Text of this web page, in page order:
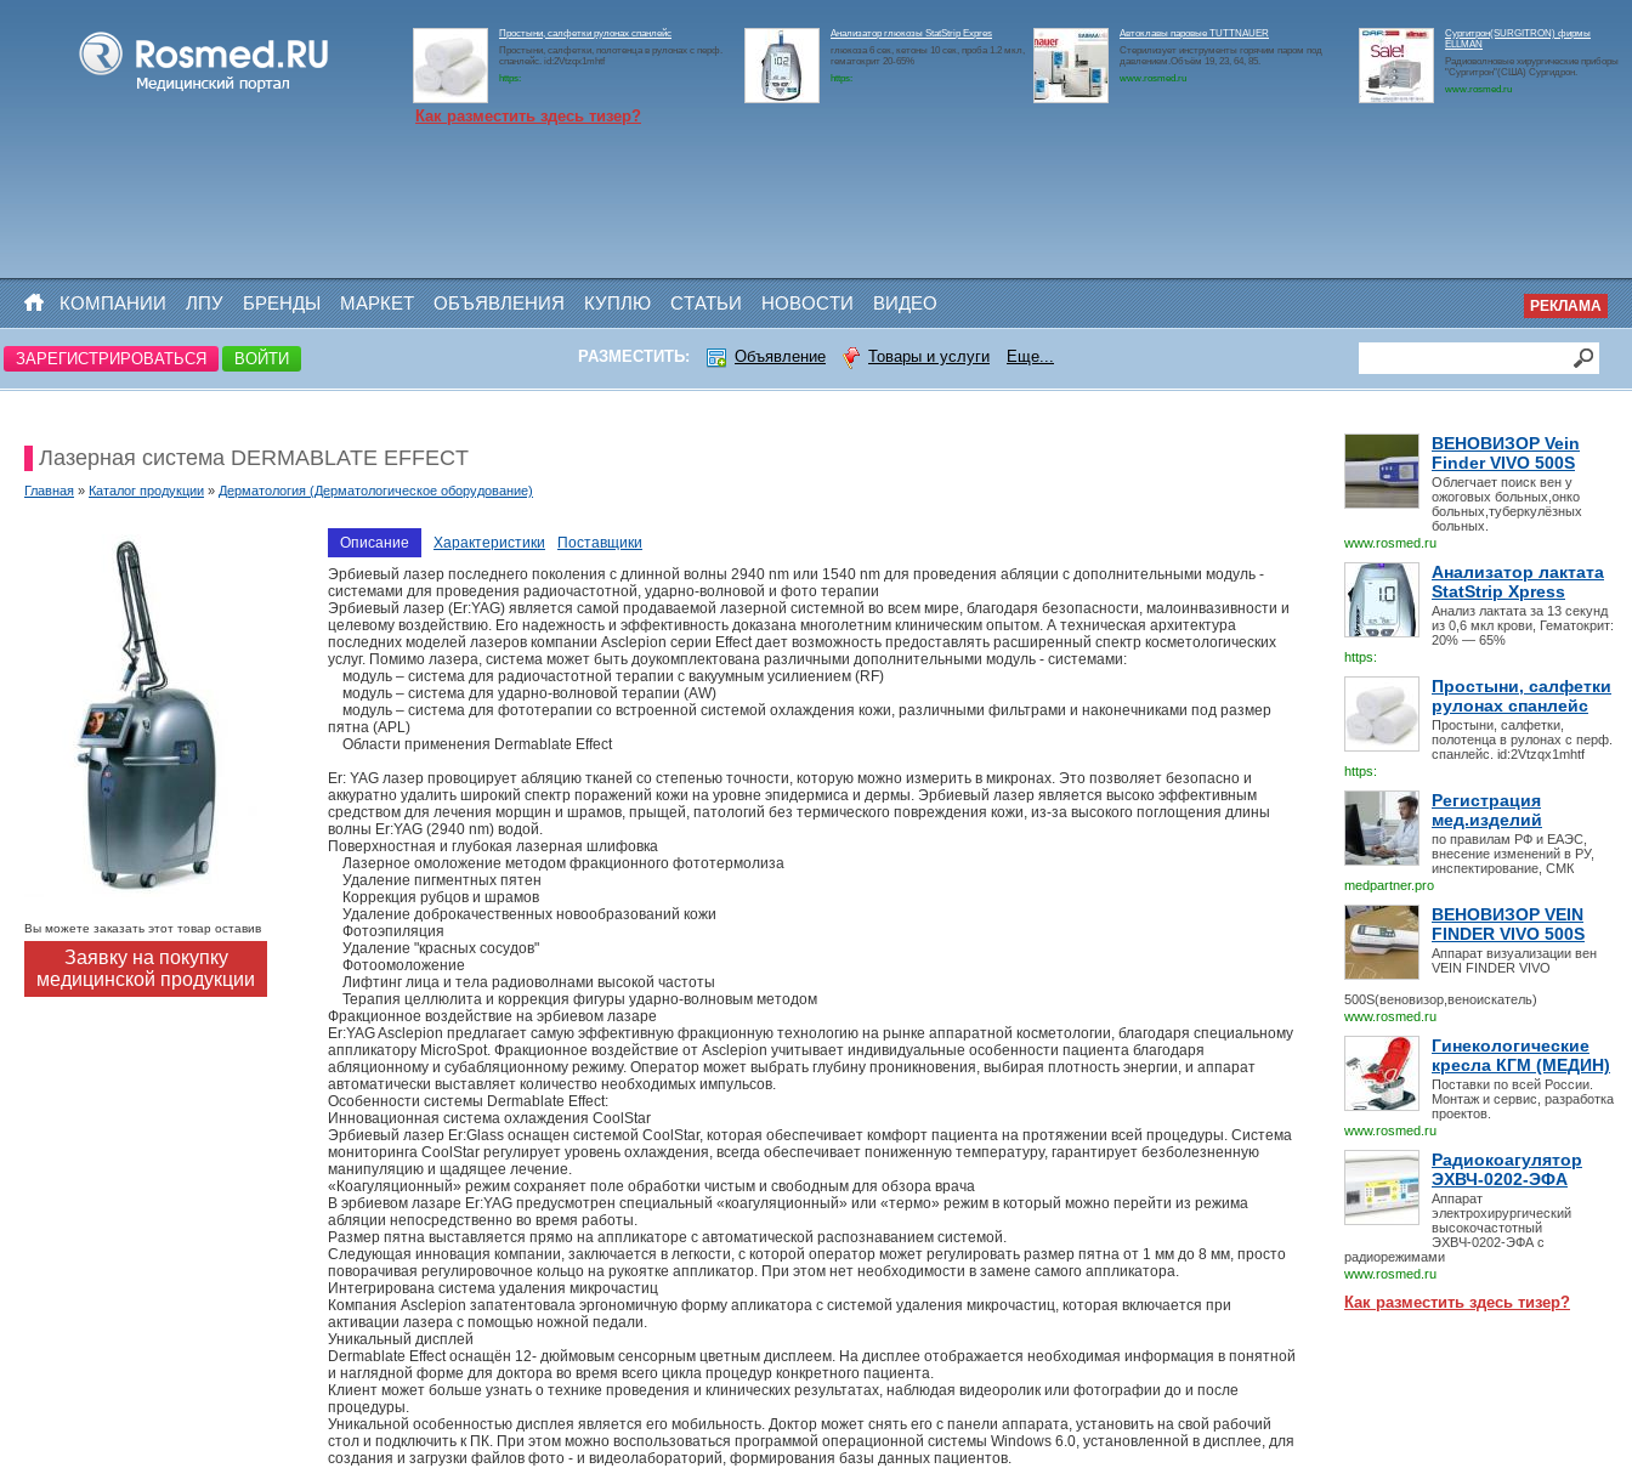
Простыни, салфетки рулонах спанлейс
Простыни, салфетки, полотенца в рулонах с перф.
спанлейс. id:2Vtzqx1mhtf
https:
Анализатор глюкозы StatStrip Expres
глюкоза 6 сек, кетоны 10 сек, проба 1.2 мкл,
гематокрит 20-65%
https:
Автоклавы паровые TUTTNAUER
Стерилизует инструменты горячим паром под
давлением.Объём 19, 23, 64, 85.
www.rosmed.ru
Сургитрон(SURGITRON) фирмы
ELLMAN
Радиоволновые хирургические приборы
"Сургитрон"(США) Сургидрон.
www.rosmed.ru
Как разместить здесь тизер?
КОМПАНИИ ЛПУ БРЕНДЫ МАРКЕТ ОБЪЯВЛЕНИЯ КУПЛЮ СТАТЬИ НОВОСТИ ВИДЕО РЕКЛАМА
ЗАРЕГИСТРИРОВАТЬСЯ ВОЙТИ РАЗМЕСТИТЬ: Объявление Товары и услуги Еще...
ВЕНОВИЗОР Vein
Finder VIVO 500S
Облегчает поиск вен у
ожоговых больных,онко
больных,туберкулёзных
больных.
www.rosmed.ru
Анализатор лактата
StatStrip Xpress
Анализ лактата за 13 секунд
из 0,6 мкл крови, Гематокрит:
20% — 65%
https:
Простыни, салфетки
рулонах спанлейс
Простыни, салфетки,
полотенца в рулонах с перф.
спанлейс. id:2Vtzqx1mhtf
https:
Регистрация
мед.изделий
по правилам РФ и ЕАЭС,
внесение изменений в РУ,
инспектирование, СМК
medpartner.pro
ВЕНОВИЗОР VEIN
FINDER VIVO 500S
Аппарат визуализации вен
VEIN FINDER VIVO
500S(веновизор,веноискатель)
www.rosmed.ru
Гинекологические
кресла КГМ (МЕДИН)
Поставки по всей России.
Монтаж и сервис, разработка
проектов.
www.rosmed.ru
Радиокоагулятор
ЭХВЧ-0202-ЭФА
Аппарат
электрохирургический
высокочастотный
ЭХВЧ-0202-ЭФА с
радиорежимами
www.rosmed.ru
Как разместить здесь тизер?
Лазерная система DERMABLATE EFFECT
Главная » Каталог продукции » Дерматология (Дерматологическое оборудование)
Вы можете заказать этот товар оставив
Заявку на покупку
медицинской продукции
Описание Характеристики
Поставщики
Эрбиевый лазер последнего поколения с длинной волны 2940 nm или 1540 nm для проведения абляции с дополнительными модуль -
системами для проведения радиочастотной, ударно-волновой и фото терапии
Эрбиевый лазер (Er:YAG) является самой продаваемой лазерной системной во всем мире, благодаря безопасности, малоинвазивности и
целевому воздействию. Его надежность и эффективность доказана многолетним клиническим опытом. А техническая архитектура
последних моделей лазеров компании Asclepion серии Effect дает возможность предоставлять расширенный спектр косметологических
услуг. Помимо лазера, система может быть доукомплектована различными дополнительными модуль - системами:
модуль – система для радиочастотной терапии с вакуумным усилиением (RF)
модуль – система для ударно-волновой терапии (AW)
модуль – система для фототерапии со встроенной системой охлаждения кожи, различными фильтрами и наконечниками под размер
пятна (APL)
Области применения Dermablate Effect
Er: YAG лазер провоцирует абляцию тканей со степенью точности, которую можно измерить в микронах. Это позволяет безопасно и
аккуратно удалить широкий спектр поражений кожи на уровне эпидермиса и дермы. Эрбиевый лазер является высоко эффективным
средством для лечения морщин и шрамов, прыщей, патологий без термического повреждения кожи, из-за высокого поглощения длины
волны Er:YAG (2940 nm) водой.
Поверхностная и глубокая лазерная шлифовка
Лазерное омоложение методом фракционного фототермолиза
Удаление пигментных пятен
Коррекция рубцов и шрамов
Удаление доброкачественных новообразований кожи
Фотоэпиляция
Удаление "красных сосудов"
Фотоомоложение
Лифтинг лица и тела радиоволнами высокой частоты
Терапия целлюлита и коррекция фигуры ударно-волновым методом
Фракционное воздействие на эрбиевом лазаре
Er:YAG Asclepion предлагает самую эффективную фракционную технологию на рынке аппаратной косметологии, благодаря специальному
аппликатору MicroSpot. Фракционное воздействие от Asclepion учитывает индивидуальные особенности пациента благодаря
абляционному и субабляционному режиму. Оператор может выбрать глубину проникновения, выбирая плотность энергии, и аппарат
автоматически выставляет количество необходимых импульсов.
Особенности системы Dermablate Effect:
Инновационная система охлаждения CoolStar
Эрбиевый лазер Er:Glass оснащен системой CoolStar, которая обеспечивает комфорт пациента на протяжении всей процедуры. Система
мониторинга CoolStar регулирует уровень охлаждения, всегда обеспечивает пониженную температуру, гарантирует безболезненную
манипуляцию и щадящее лечение.
«Коагуляционный» режим сохраняет поле обработки чистым и свободным для обзора врача
В эрбиевом лазаре Er:YAG предусмотрен специальный «коагуляционный» или «термо» режим в который можно перейти из режима
абляции непосредственно во время работы.
Размер пятна выставляется прямо на аппликаторе с автоматической распознаванием системой.
Следующая инновация компании, заключается в легкости, с которой оператор может регулировать размер пятна от 1 мм до 8 мм, просто
поворачивая регулировочное кольцо на рукоятке аппликатор. При этом нет необходимости в замене самого аппликатора.
Интегрирована система удаления микрочастиц
Компания Asclepion запатентовала эргономичную форму апликатора с системой удаления микрочастиц, которая включается при
активации лазера с помощью ножной педали.
Уникальный дисплей
Dermablate Effect оснащён 12- дюймовым сенсорным цветным дисплеем. На дисплее отображается необходимая информация в понятной
и наглядной форме для доктора во время всего цикла процедур конкретного пациента.
Клиент может больше узнать о технике проведения и клинических результатах, наблюдая видеоролик или фотографии до и после
процедуры.
Уникальной особенностью дисплея является его мобильность. Доктор может снять его с панели аппарата, установить на свой рабочий
стол и подключить к ПК. При этом можно воспользоваться программой операционной системы Windows 6.0, установленной в дисплее, для
создания и загрузки файлов фото - и видеолабораторий, формирования базы данных пациентов.